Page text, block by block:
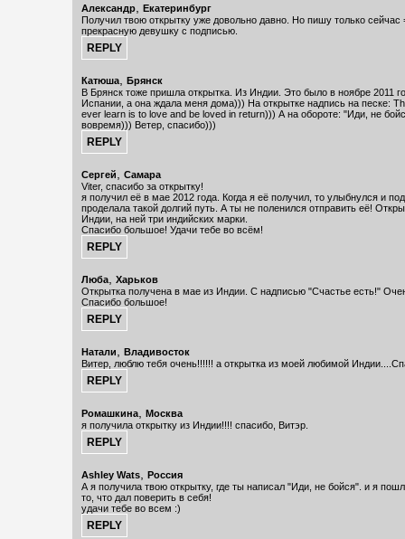
Александр, Екатеринбург
Получил твою открытку уже довольно давно. Но пишу только сейчас
прекрасную девушку с подписью.
Катюша, Брянск
В Брянск тоже пришла открытка. Из Индии. Это было в ноябре 2011
Испании, а она ждала меня дома))) На открытке надпись на песке:
ever learn is to love and be loved in return))) А на обороте: "Иди, не
вовремя))) Ветер, спасибо)))
Сергей, Самара
Viter, спасибо за открытку!
я получил её в мае 2012 года. Когда я её получил, то улыбнулся и
проделала такой долгий путь. А ты не поленился отправить её!
Индии, на ней три индийских марки.
Спасибо большое! Удачи тебе во всём!
Люба, Харьков
Открытка получена в мае из Индии. С надписью "Счастье есть!"
Спасибо большое!
Натали, Владивосток
Витер, люблю тебя очень!!!!!! а открытка из моей любимой
Ромашкина, Москва
я получила открытку из Индии!!!! спасибо, Витэр.
Ashley Wats, Россия
А я получила твою открытку, где ты написал "Иди, не бойся". и я
то, что дал поверить в себя!
удачи тебе во всем :)